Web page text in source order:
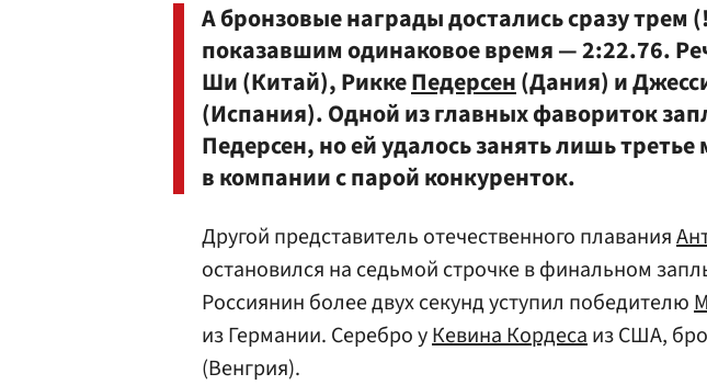
А бронзовые награды достались сразу трем
показавшим одинаковое время — 2:22.76.
Ши (Китай), РиккеПедерсен(Дания) и
(Испания). Одной из главных фавориток
Педерсен, но ей удалось занять лишь третье
в компании с парой конкуренток.
Другой представитель отечественного плавания
остановился на седьмой строчке в финальном
Россиянин более двух секунд уступил победителю
из Германии. Серебро уКевина Кордесаиз США,
(Венгрия).